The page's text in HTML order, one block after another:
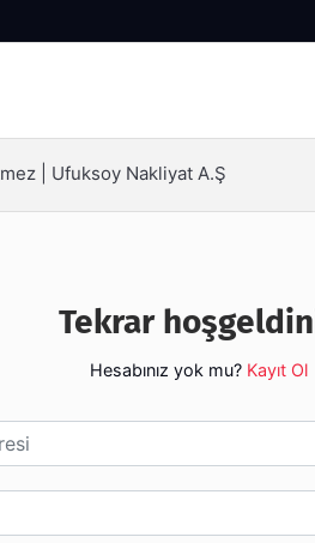
| Ufuksoy Nakliyat A.Ş
Tekrar
Hesabınız yok mu? Kayıt Ol